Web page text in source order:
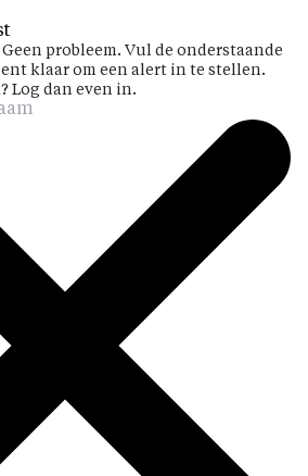
Geen probleem. Vul de onderstaande
klaar om een alert in te stellen.
Log dan even in.